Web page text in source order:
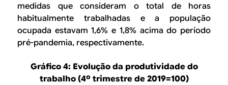
medidas que consideram o total de horas
habitualmente trabalhadas e a população
ocupada estavam 1,6% e 1,8% acima do período
pré-pandemia, respectivamente.
Gráfico 4: Evolução da produtividade do
trabalho (4º trimestre de 2019=100)